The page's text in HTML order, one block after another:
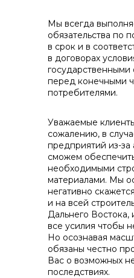
Мы всегда
обязательства по
в срок и в
в договорах
государственными
перед конечными
потребителями.
Уважаемые
сожалению, в
предприятий из-за
сможем
необходимыми
материалами. Мы
негативно
и на всей
Дальнего Востока,
все усилия чтобы
Но осознавая
обязаны честно
Вас о возможных
последствиях.